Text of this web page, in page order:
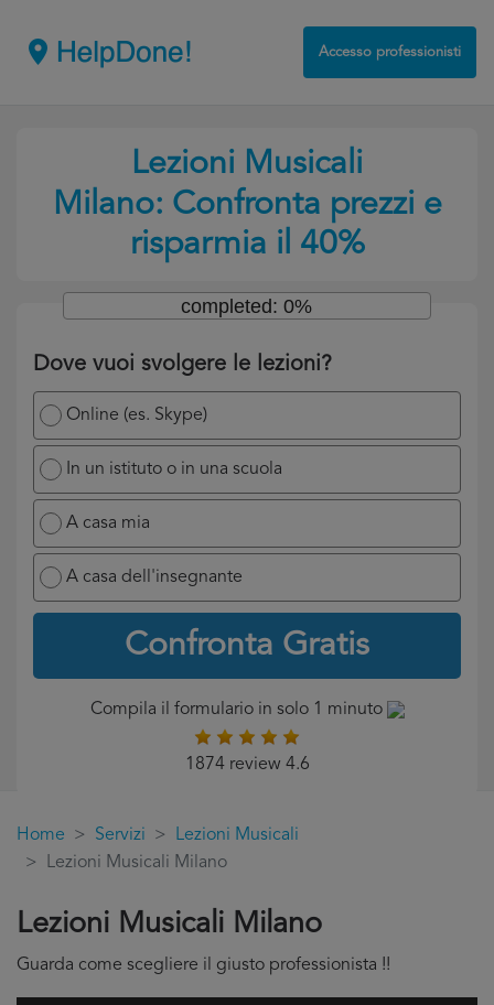
Accesso professionisti
Lezioni Musicali
Milano: Confronta prezzi e
risparmia il 40%
Dove vuoi svolgere le lezioni?
Online (es. Skype)
In un istituto o in una scuola
A casa mia
A casa dell'insegnante
Confronta Gratis
completed: 0%
Compila il formulario in solo 1 minuto
1874 review 4.6
Home Servizi
Lezioni Musicali
Lezioni Musicali Milano
Lezioni Musicali Milano
Guarda come scegliere il giusto professionista !!